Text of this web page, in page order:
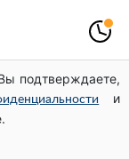
подтверждаете,
и
та
"принадами":